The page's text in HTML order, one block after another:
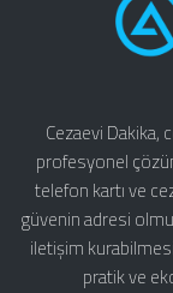
Cezaevi Dakika,
profesyonel
telefon kartı ve
güvenin adresi
iletişim
pratik ve